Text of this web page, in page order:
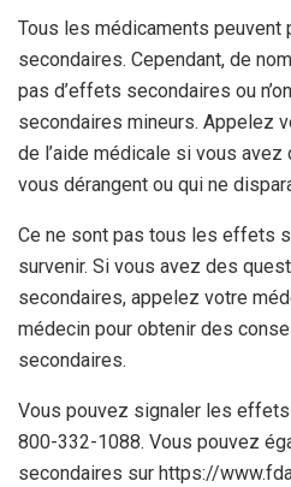
Tous les médicaments
secondaires. Cependant, de
pas d’effets secondaires ou
secondaires mineurs. Appelez
de l’aide médicale si vous
vous dérangent ou qui ne
Ce ne sont pas tous les effets
survenir. Si vous avez des
secondaires, appelez votre
médecin pour obtenir des
secondaires.
Vous pouvez signaler les
800-332-1088. Vous pouvez
secondaires sur https://